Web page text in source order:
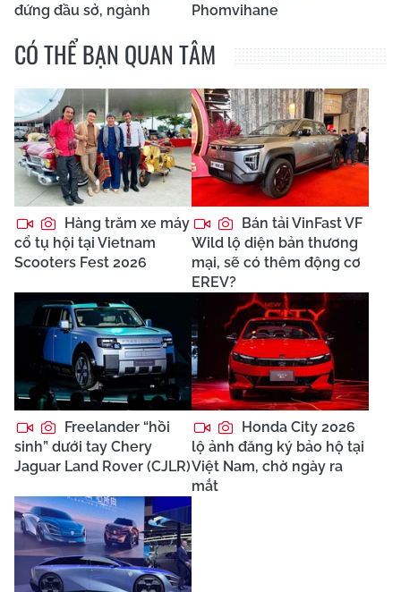
đứng đầu sở, ngành
Phomvihane
CÓ THỂ BẠN QUAN TÂM
Hàng trăm xe máy
cổ tụ hội tại Vietnam
Scooters Fest 2026
Bán tải VinFast VF
Wild lộ diện bản thương
mại, sẽ có thêm động cơ
EREV?
Freelander “hồi
sinh” dưới tay Chery
Jaguar Land Rover (CJLR)
Honda City 2026
lộ ảnh đăng ký bảo hộ tại
Việt Nam, chờ ngày ra
mắt